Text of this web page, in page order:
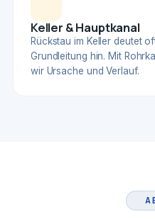
Keller & Hauptkanal
Rückstau im Keller deutet
Grundleitung hin. Mit
wir Ursache und Verlauf.